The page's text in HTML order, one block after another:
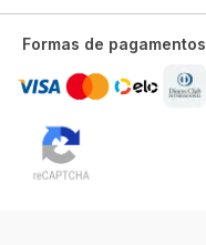
Formas de pagamentos